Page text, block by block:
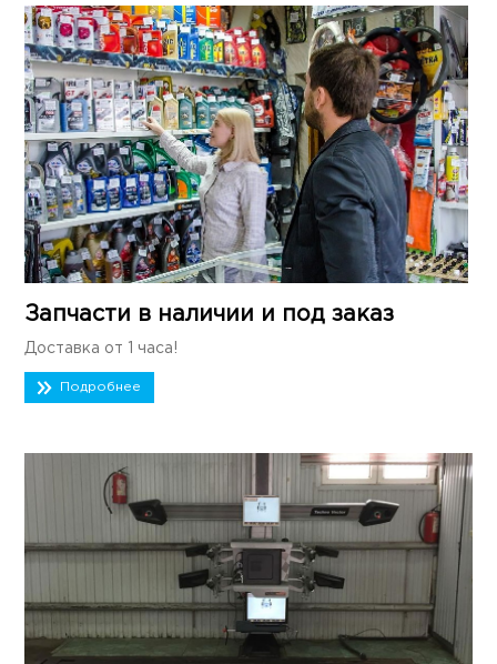
Запчасти в наличии и под заказ
Доставка от 1 часа!
Подробнее